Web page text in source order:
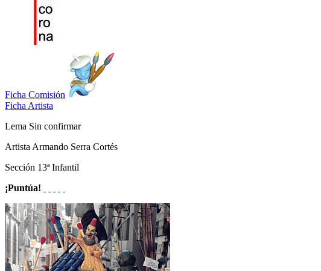
Ficha Comisión
Ficha Artista
Lema Sin confirmar
Artista Armando Serra Cortés
Sección 13ª Infantil
¡Puntúa!